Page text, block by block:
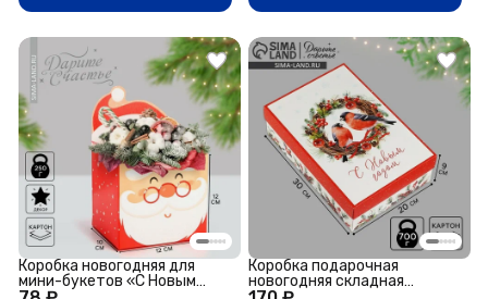
Коробка новогодняя для
мини-букетов «С Новым
Коробка подарочная
новогодняя складная